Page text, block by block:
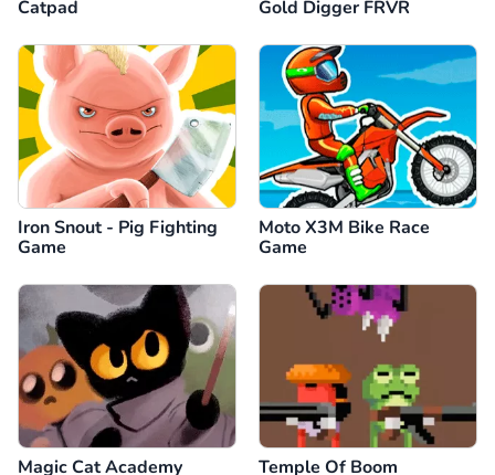
Catpad Gold Digger FRVR
Iron Snout - Pig Fighting
Game
Moto X3M Bike Race
Game
Magic Cat Academy Temple Of Boom